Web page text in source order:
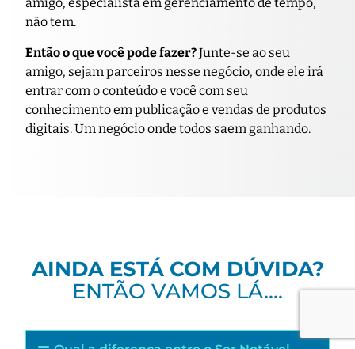
não tem.
Então o que você pode fazer?Junte-se ao seu
amigo, sejam parceiros nesse negócio, onde ele irá
entrar com o conteúdo e você com seu
conhecimento em publicação e vendas de produtos
digitais. Um negócio onde todos saem ganhando.
AINDA ESTÁ COM DÚVIDA?
ENTÃO VAMOS LÁ….